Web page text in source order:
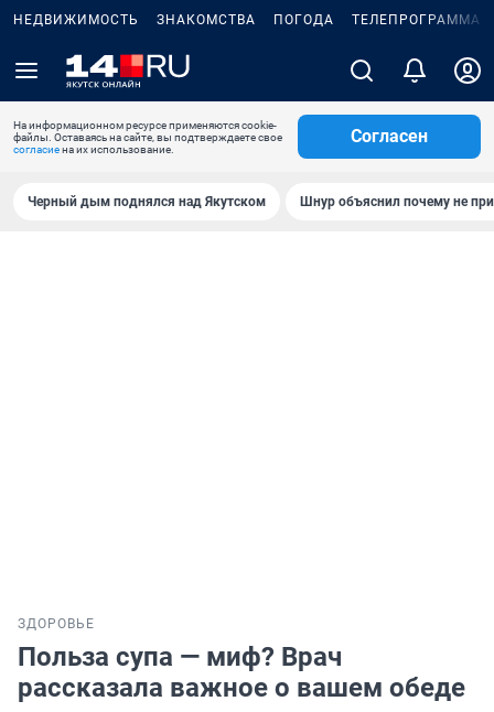
НЕДВИЖИМОСТЬ ЗНАКОМСТВА ПОГОДА ТЕЛЕПРОГРАММА
На информационном ресурсе применяются cookie-
файлы. Оставаясь на сайте, вы подтверждаете свое
согласиена их использование.
Согласен
Черный дым поднялся над Якутском Шнур объяснил почему не
ЗДОРОВЬЕ
Польза супа — миф? Врач
рассказала важное о вашем обеде